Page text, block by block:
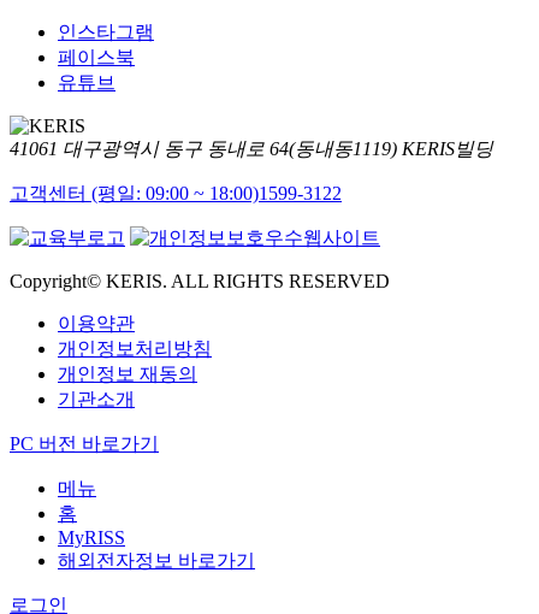
인스타그램
페이스북
유튜브
41061 대구광역시 동구 동내로 64(동내동1119) KERIS빌딩
고객센터 (평일: 09:00 ~ 18:00)1599-3122
Copyright© KERIS. ALL RIGHTS RESERVED
이용약관
개인정보처리방침
개인정보 재동의
기관소개
PC 버전 바로가기
메뉴
홈
MyRISS
해외전자정보 바로가기
로그인